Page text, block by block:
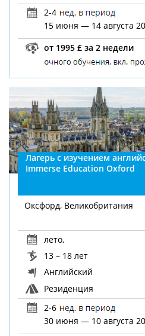
2-4
15 июня — 14 августа
от 1995 £ за 2 недели
Лагерь с изучением
Immerse Education Oxford
Оксфорд, Великобритания
лето,
13 – 18 лет
Английский
Резиденция
2-6
30 июня — 10 августа